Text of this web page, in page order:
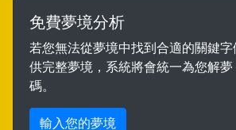
免費夢境分析
若您無法從夢境中找到合適的關鍵
供完整夢境，系統將會統一為您解
碼。
輸入您的夢境